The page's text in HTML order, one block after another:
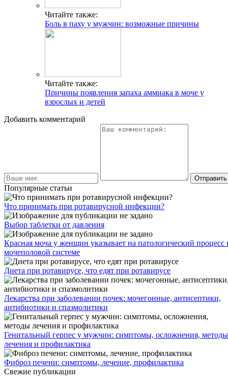
Читайте также:
Боль в паху у мужчин: возможные причины
Читайте также:
Причины появления запаха аммиака в моче у
взрослых и детей
Добавить комментарий
Популярные статьи
Что принимать при ротавирусной инфекции?
Выбор таблетки от давления
Красная моча у женщин указывает на патологический процесс
мочеполовой системе
Диета при ротавирусе, что едят при ротавирусе
Лекарства при заболевании почек: мочегонные, антисептики,
антибиотики и спазмолитики
Генитальный герпес у мужчин: симптомы, осложнения, методы
лечения и профилактика
Фиброз печени: симптомы, лечение, профилактика
Свежие публикации